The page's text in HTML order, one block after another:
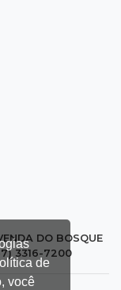
de
você
22ª
DO BOSQUE
3316-7200